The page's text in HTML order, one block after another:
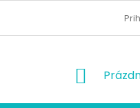
ODSTÚPENIE OD